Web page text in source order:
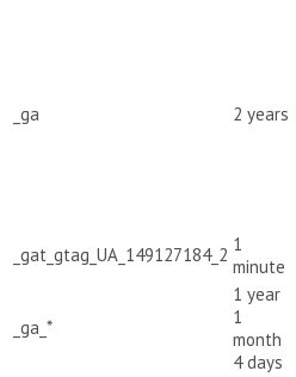
_ga 2 years
_gat_gtag_UA_149127184_2 1
minute
_ga_*
1 year
1
month
4 days